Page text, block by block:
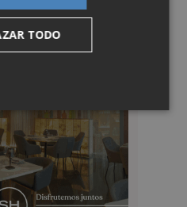
TODO